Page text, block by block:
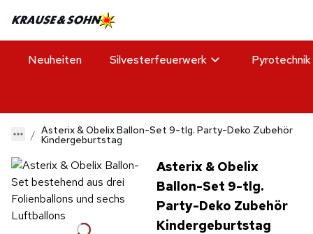
Neuheiten Silvesterfeuerwerk Pyrotechnik
Asterix & Obelix Ballon-Set 9-tlg. Party-Deko Zubehör
Kindergeburtstag
Asterix & Obelix
Ballon-Set 9-tlg.
Party-Deko Zubehör
Kindergeburtstag